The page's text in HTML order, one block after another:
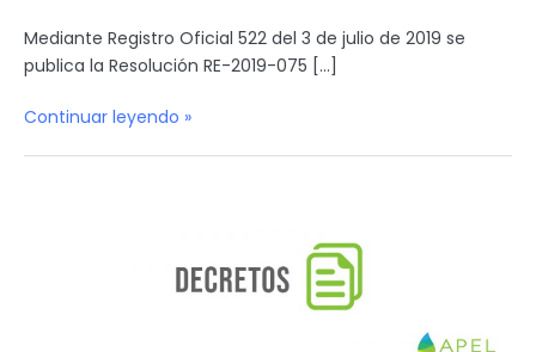
Mediante Registro Oficial 522 del 3 de julio de 2019 se
publica la Resolución RE-2019-075 […]
Continuar leyendo »